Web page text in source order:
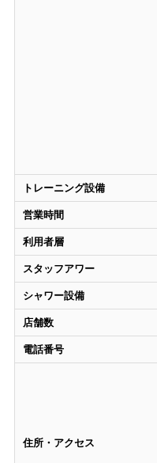
トレーニング設備
営業時間
利用者層
スタッフアワー
シャワー設備
店舗数
電話番号
住所・アクセス